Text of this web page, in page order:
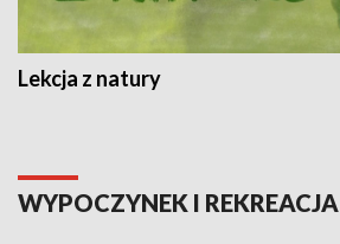
Lekcja z natury
WYPOCZYNEK I REKREACJA